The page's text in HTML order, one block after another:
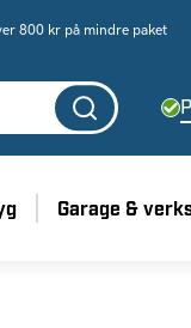
800 kr på mindre paket
Garage &